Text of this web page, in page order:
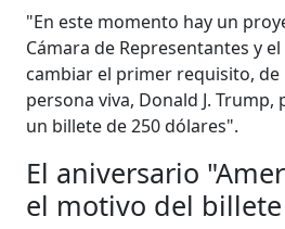
"En este momento hay un
Cámara de Representantes y
cambiar el primer requisito,
persona viva, Donald J. Trump,
un billete de 250 dólares".
El aniversario
el motivo del